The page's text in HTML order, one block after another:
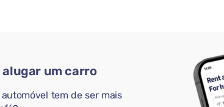
alugar um carro
tem de ser mais